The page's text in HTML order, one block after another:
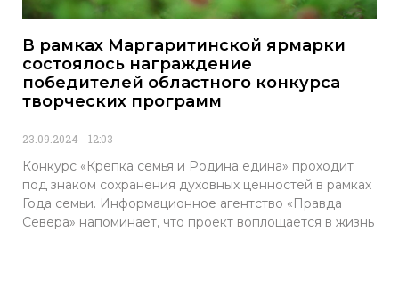
В рамках Маргаритинской ярмарки
состоялось награждение
победителей областного конкурса
творческих программ
23.09.2024 12:03
Конкурс «Крепка семья и Родина едина» проходит
под знаком сохранения духовных ценностей в рамках
Года семьи. Информационное агентство «Правда
Севера» напоминает, что проект воплощается в жизнь